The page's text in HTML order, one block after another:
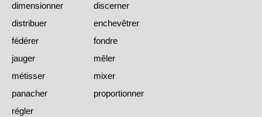
dimensionner
discerner
distribuer
enchevêtrer
fédérer
fondre
jauger
mêler
métisser
mixer
panacher
proportionner
régler